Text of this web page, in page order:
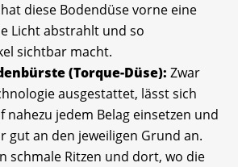
diese Bodendüse vorne eine
Licht abstrahlt und so
sichtbar macht.
(Torque-Düse): Zwar
ausgestattet, lässt sich
nahezu jedem Belag einsetzen und
gut an den jeweiligen Grund an.
schmale Ritzen und dort, wo die